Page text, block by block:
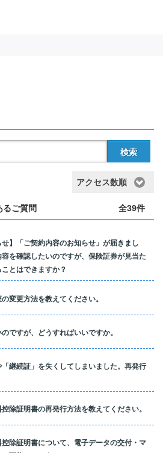
検索
アクセス数順
るご質問 全39件
せ】「ご契約内容のお知らせ」が届きまし
を確認したいのですが、保険証券が見当た
とはできますか？
変更方法を教えてください。
ですが、どうすればいいですか。
「継続証」を失くしてしまいました。再発行
控除証明書の再発行方法を教えてください。
控除証明書について、電子データの交付・マ